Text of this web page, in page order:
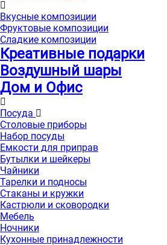
Вкусные композиции
Фруктовые композиции
Сладкие композиции
Креативные подарки
Воздушный шары
Дом и Офис
Посуда
Столовые приборы
Набор посуды
Емкости для приправ
Бутылки и шейкеры
Чайники
Тарелки и подносы
Стаканы и кружки
Кастрюли и сковородки
Мебель
Ночники
Кухонные принадлежности